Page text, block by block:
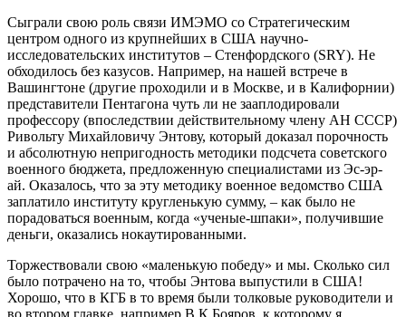
Сыграли свою роль связи ИМЭМО со Стратегическим
центром одного из крупнейших в США научно-
исследовательских институтов – Стенфордского (SRY). Не
обходилось без казусов. Например, на нашей встрече в
Вашингтоне (другие проходили и в Москве, и в Калифорнии)
представители Пентагона чуть ли не зааплодировали
профессору (впоследствии действительному члену АН СССР)
Ривольту Михайловичу Энтову, который доказал порочность
и абсолютную непригодность методики подсчета советского
военного бюджета, предложенную специалистами из Эс-эр-
ай. Оказалось, что за эту методику военное ведомство США
заплатило институту кругленькую сумму, – как было не
порадоваться военным, когда «ученые-шпаки», получившие
деньги, оказались нокаутированными.
Торжествовали свою «маленькую победу» и мы. Сколько сил
было потрачено на то, чтобы Энтова выпустили в США!
Хорошо, что в КГБ в то время были толковые руководители и
во втором главке, например В.К.Бояров, к которому я